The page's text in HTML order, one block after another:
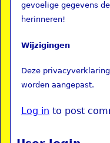
gevoelige gegevens
herinneren!
Wijzigingen
Deze
worden aangepast.
Log in to post